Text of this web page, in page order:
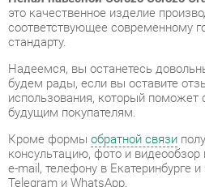
будущим покупателям.
Кроме формы
e-mail, телефону в Екатеринбурге и
Telegram и WhatsApp.
Шкафы в ванную также можно
нашем шоу-руме и купить Пенал
Огайо 40 15137 Фисташка,
нашего центрального склада в г.
список адресов и магазинов
контактов.